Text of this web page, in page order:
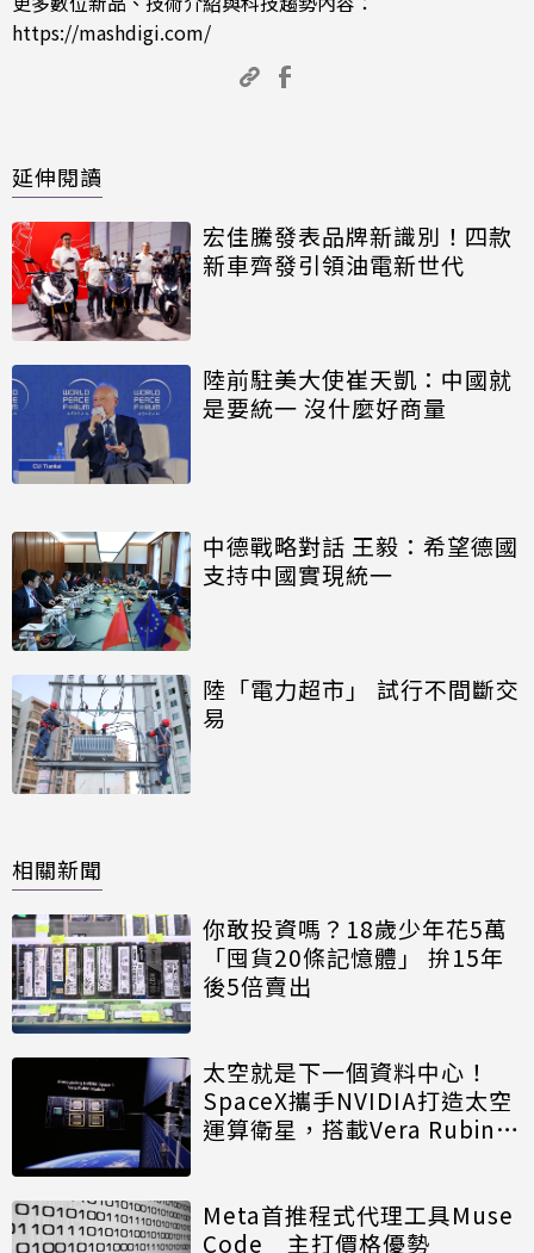
https://mashdigi.com/
延伸閱讀
宏佳騰發表品牌新識別！四款
新車齊發引領油電新世代
陸前駐美大使崔天凱：中國就
是要統一 沒什麼好商量
中德戰略對話 王毅：希望德國
支持中國實現統一
陸「電力超市」 試行不間斷交
易
相關新聞
你敢投資嗎？18歲少年花5萬
「囤貨20條記憶體」 拚15年
後5倍賣出
太空就是下一個資料中心！
SpaceX攜手NVIDIA打造太空
運算衛星，搭載Vera Rubin運
Meta首推程式代理工具Muse
Code 主打價格優勢